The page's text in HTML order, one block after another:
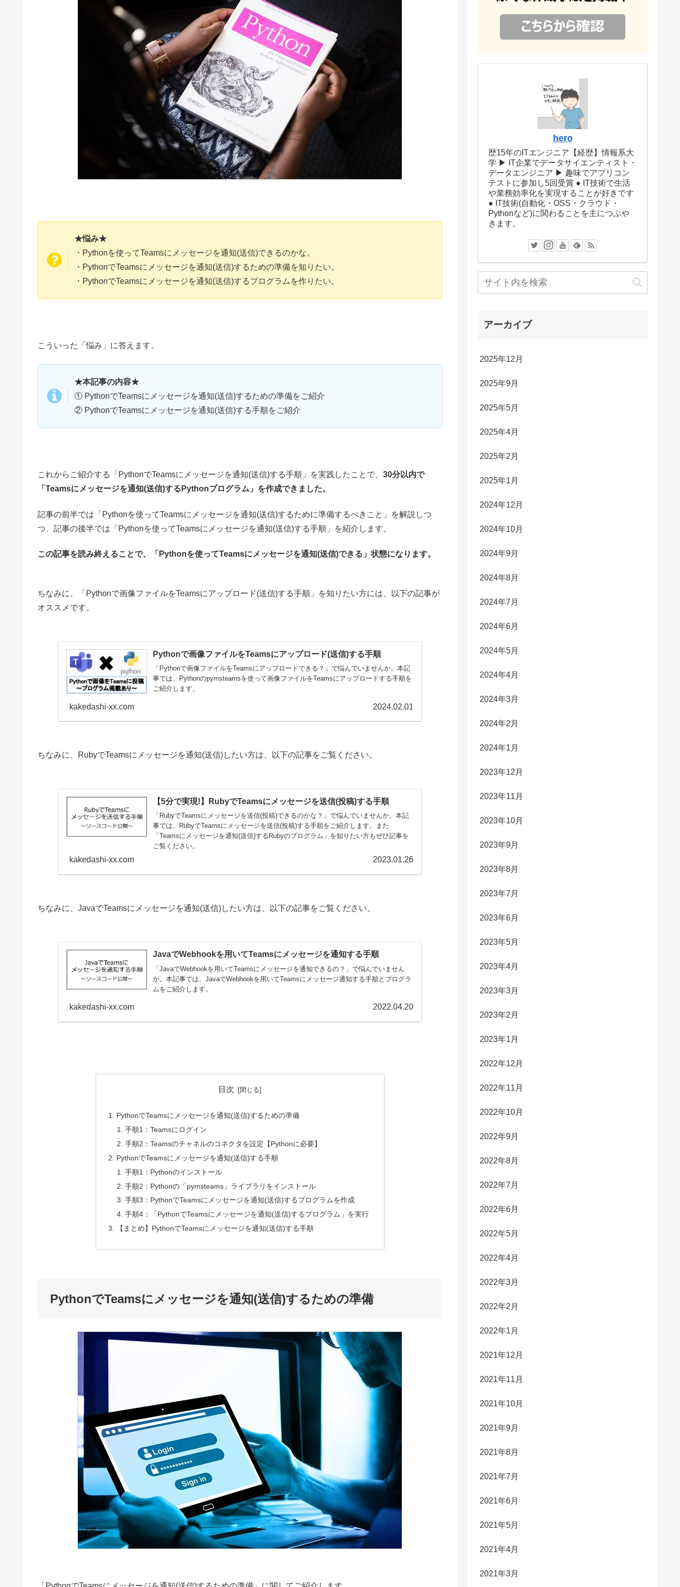
★悩み★
・Pythonを使ってTeamsにメッセージを通知(送信)できるのかな。
・PythonでTeamsにメッセージを通知(送信)するための準備を知りたい。
・PythonでTeamsにメッセージを通知(送信)するプログラムを作りたい。
こういった「悩み」に答えます。
★本記事の内容★
① PythonでTeamsにメッセージを通知(送信)するための準備をご紹介
② PythonでTeamsにメッセージを通知(送信)する手順をご紹介
これからご紹介する「PythonでTeamsにメッセージを通知(送信)する手順」を実践したことで、 30分以内で
「Teamsにメッセージを通知(送信)するPythonプログラム」を作成できました。
記事の前半では「Pythonを使ってTeamsにメッセージを通知(送信)するために準備するべきこと」を解説しつ
つ、記事の後半では「Pythonを使ってTeamsにメッセージを通知(送信)する手順」を紹介します。
この記事を読み終えることで、「Pythonを使ってTeamsにメッセージを通知(送信)できる」状態になります。
ちなみに、「Pythonで画像ファイルをTeamsにアップロード(送信)する手順」を知りたい方には、以下の記事が
オススメです。
Pythonで画像ファイルをTeamsにアップロード(送信)する手順
「Pythonで画像ファイルをTeamsにアップロードできる？」で悩んでいませんか。本記
事では、Pythonのpymsteamsを使って画像ファイルをTeamsにアップロードする手順を
ご紹介します。
kakedashi-xx.com 2024.02.01
ちなみに、RubyでTeamsにメッセージを通知(送信)したい方は、以下の記事をご覧ください。
【5分で実現!】RubyでTeamsにメッセージを送信(投稿)する手順
「RubyでTeamsにメッセージを送信(投稿)できるのかな？」で悩んでいませんか。本記
事では、RubyでTeamsにメッセージを送信(投稿)する手順をご紹介します。また
「Teamsにメッセージを通知(送信)するRubyのプログラム」を知りたい方もぜひ記事を
ご覧ください。
kakedashi-xx.com 2023.01.26
ちなみに、JavaでTeamsにメッセージを通知(送信)したい方は、以下の記事をご覧ください。
JavaでWebhookを用いてTeamsにメッセージを通知する手順
「JavaでWebhookを用いてTeamsにメッセージを通知できるの？」で悩んでいません
か。本記事では、JavaでWebhookを用いてTeamsにメッセージ通知する手順とプログラ
ムをご紹介します。
kakedashi-xx.com 2022.04.20
目次
PythonでTeamsにメッセージを通知(送信)するための準備
手順1：Teamsにログイン
手順2：Teamsのチャネルのコネクタを設定【Pythonに必要】
PythonでTeamsにメッセージを通知(送信)する手順
手順1：Pythonのインストール
手順2：Pythonの「pymsteams」ライブラリをインストール
手順3：PythonでTeamsにメッセージを通知(送信)するプログラムを作成
手順4：「PythonでTeamsにメッセージを通知(送信)するプログラム」を実行
【まとめ】PythonでTeamsにメッセージを通知(送信)する手順
PythonでTeamsにメッセージを通知(送信)するための準備
hero
歴15年のITエンジニア【経歴】情報系大
学 ▶︎ IT企業でデータサイエンティスト・
データエンジニア ▶︎ 趣味でアプリコン
テストに参加し5回受賞 ● IT技術で生活
や業務効率化を実現することが好きです
● IT技術(自動化・OSS・クラウド・
Pythonなど)に関わることを主につぶや
きます。
アーカイブ
2025年12月
2025年9月
2025年5月
2025年4月
2025年2月
2025年1月
2024年12月
2024年10月
2024年9月
2024年8月
2024年7月
2024年6月
2024年5月
2024年4月
2024年3月
2024年2月
2024年1月
2023年12月
2023年11月
2023年10月
2023年9月
2023年8月
2023年7月
2023年6月
2023年5月
2023年4月
2023年3月
2023年2月
2023年1月
2022年12月
2022年11月
2022年10月
2022年9月
2022年8月
2022年7月
2022年6月
2022年5月
2022年4月
2022年3月
2022年2月
2022年1月
2021年12月
2021年11月
2021年10月
2021年9月
2021年8月
2021年7月
2021年6月
2021年5月
2021年4月
2021年3月